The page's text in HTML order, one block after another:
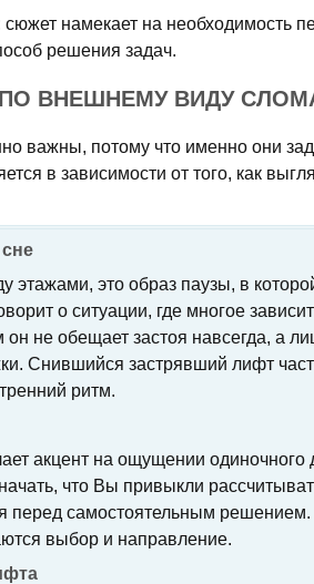
сюжет намекает на необходимость
решения задач.
ВНЕШНЕМУ ВИДУ
важны, потому что именно они
в зависимости от того, как
этажами, это образ паузы, в
о ситуации, где многое
не обещает застоя навсегда, а
Снившийся застрявший лифт
ритм.
акцент на ощущении
что Вы привыкли
перед самостоятельным
выбор и направление.